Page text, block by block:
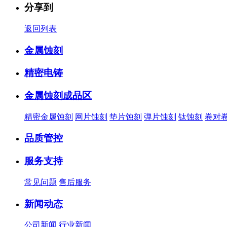
分享到
返回列表
金属蚀刻
精密电铸
金属蚀刻成品区
精密金属蚀刻 网片蚀刻 垫片蚀刻 弹片蚀刻 钛蚀刻 卷对
品质管控
服务支持
常见问题 售后服务
新闻动态
公司新闻 行业新闻